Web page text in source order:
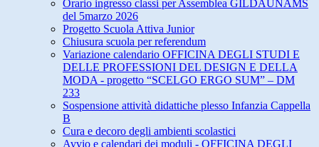
Orario ingresso classi per Assemblea GILDAUNAMS
del 5marzo 2026
Progetto Scuola Attiva Junior
Chiusura scuola per referendum
Variazione calendario OFFICINA DEGLI STUDI E
DELLE PROFESSIONI DEL DESIGN E DELLA
MODA - progetto “SCELGO ERGO SUM” – DM
233
Sospensione attività didattiche plesso Infanzia Cappella
B
Cura e decoro degli ambienti scolastici
Avvio e calendari dei moduli - OFFICINA DEGLI